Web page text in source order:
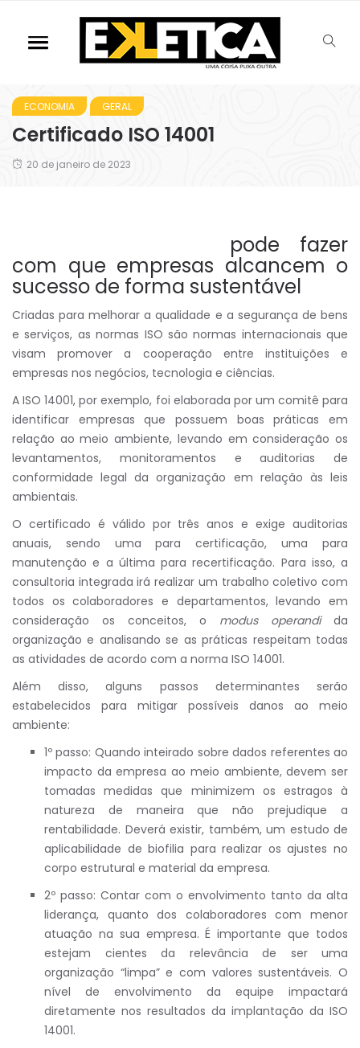
ECONOMIA GERAL
Certificado ISO 14001
20 de janeiro de 2023
pode fazer
com que empresas alcancem o
sucesso de forma sustentável
Criadas para melhorar a qualidade e a segurança de bens
e serviços, as normas ISO são normas internacionais que
visam promover a cooperação entre instituições e
empresas nos negócios, tecnologia e ciências.
A ISO 14001, por exemplo, foi elaborada por um comitê para
identificar empresas que possuem boas práticas em
relação ao meio ambiente, levando em consideração os
levantamentos, monitoramentos e auditorias de
conformidade legal da organização em relação às leis
ambientais.
O certificado é válido por três anos e exige auditorias
anuais, sendo uma para certificação, uma para
manutenção e a última para recertificação. Para isso, a
consultoria integrada irá realizar um trabalho coletivo com
todos os colaboradores e departamentos, levando em
consideração os conceitos, o modus operandida
organização e analisando se as práticas respeitam todas
as atividades de acordo com a norma ISO 14001.
Além disso, alguns passos determinantes serão
estabelecidos para mitigar possíveis danos ao meio
ambiente:
1º passo: Quando inteirado sobre dados referentes ao
impacto da empresa ao meio ambiente, devem ser
tomadas medidas que minimizem os estragos à
natureza de maneira que não prejudique a
rentabilidade. Deverá existir, também, um estudo de
aplicabilidade de biofilia para realizar os ajustes no
corpo estrutural e material da empresa.
2º passo: Contar com o envolvimento tanto da alta
liderança, quanto dos colaboradores com menor
atuação na sua empresa. É importante que todos
estejam cientes da relevância de ser uma
organização “limpa” e com valores sustentáveis. O
nível de envolvimento da equipe impactará
diretamente nos resultados da implantação da ISO
14001.